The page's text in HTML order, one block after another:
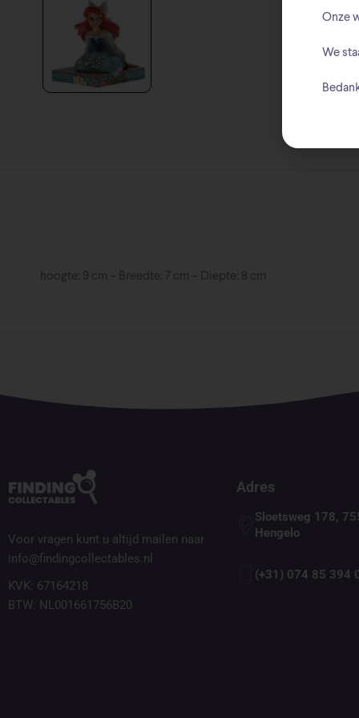
hoogte: 9 cm – Breedte: 7 cm – Diepte: 8 cm
Voor vragen kunt u altijd mailen naar
info@findingcollectables.nl
KVK: 67164218
BTW: NL001661756B20
Adres
Sloetsweg 178,
Hengelo
(+31) 074 85 394
Onze
We